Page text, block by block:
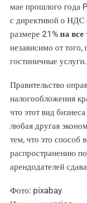
мае прошлого года
с директивой о НДС
размере 21% на
независимо от
гостиничные услуги.
Правительство
налогообложения
что этот вид
любая другая
тем, что это способ
распространению
арендодателей
Фото: pixabay